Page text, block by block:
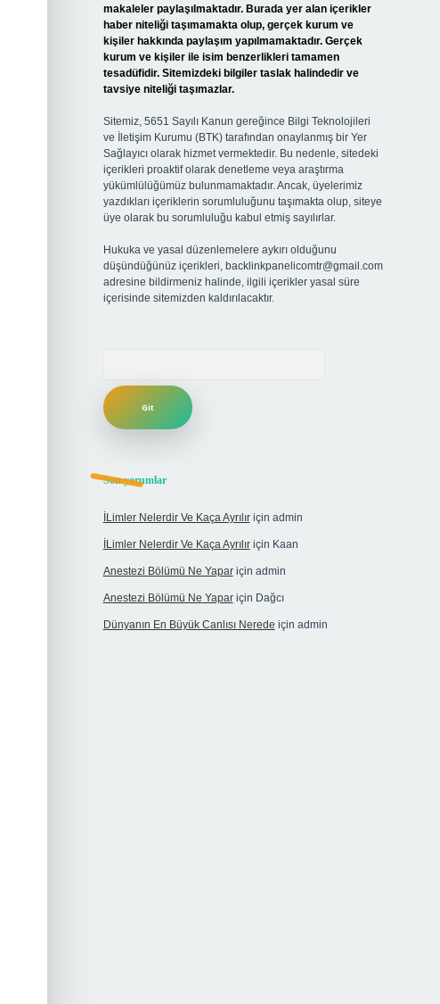
makaleler paylaşılmaktadır. Burada yer alan içerikler
haber niteliği taşımamakta olup, gerçek kurum ve
kişiler hakkında paylaşım yapılmamaktadır. Gerçek
kurum ve kişiler ile isim benzerlikleri tamamen
tesadüfidir. Sitemizdeki bilgiler taslak halindedir ve
tavsiye niteliği taşımazlar.
Sitemiz, 5651 Sayılı Kanun gereğince Bilgi Teknolojileri
ve İletişim Kurumu (BTK) tarafından onaylanmış bir Yer
Sağlayıcı olarak hizmet vermektedir. Bu nedenle, sitedeki
içerikleri proaktif olarak denetleme veya araştırma
yükümlülüğümüz bulunmamaktadır. Ancak, üyelerimiz
yazdıkları içeriklerin sorumluluğunu taşımakta olup, siteye
üye olarak bu sorumluluğu kabul etmiş sayılırlar.
Hukuka ve yasal düzenlemelere aykırı olduğunu
düşündüğünüz içerikleri, backlinkpanelicomtr@gmail.com
adresine bildirmeniz halinde, ilgili içerikler yasal süre
içerisinde sitemizden kaldırılacaktır.
Son yorumlar
İLimler Nelerdir Ve Kaça Ayrılıriçin admin
İLimler Nelerdir Ve Kaça Ayrılıriçin Kaan
Anestezi Bölümü Ne Yapariçin admin
Anestezi Bölümü Ne Yapariçin Dağcı
Dünyanın En Büyük Canlısı Nerede için admin